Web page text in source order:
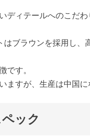
ディテールへのこだ
ブラウンを採用し、
です。
すが、生産は中国に
ック